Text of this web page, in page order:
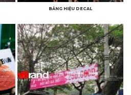
BẢNG HIỆU DECAL